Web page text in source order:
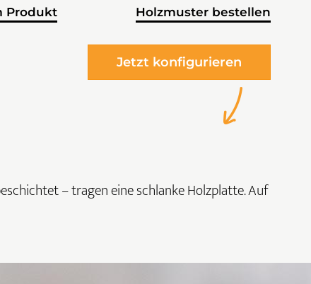
Holzmuster bestellen
Produkt
Jetzt konfigurieren
– tragen eine schlanke Holzplatte. Auf